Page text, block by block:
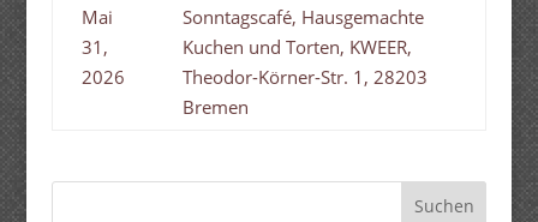
Mai
31,
2026
Sonntagscafé, Hausgemachte
Kuchen und Torten, KWEER,
Theodor-Körner-Str. 1, 28203
Bremen
Suchen